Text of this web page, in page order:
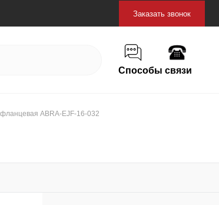
Заказать звонок
Способы связи
фланцевая ABRA-EJF-16-032